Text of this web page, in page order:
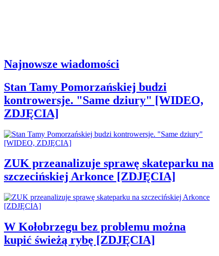
Najnowsze wiadomości
Stan Tamy Pomorzańskiej budzi
kontrowersje. "Same dziury" [WIDEO,
ZDJĘCIA]
ZUK przeanalizuje sprawę skateparku na
szczecińskiej Arkonce [ZDJĘCIA]
W Kołobrzegu bez problemu można
kupić świeżą rybę [ZDJĘCIA]